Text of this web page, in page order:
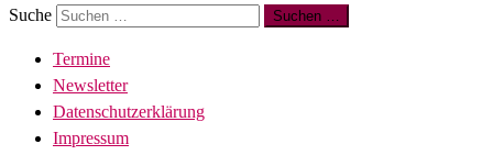
Suche Suchen …
Termine
Newsletter
Datenschutzerklärung
Impressum